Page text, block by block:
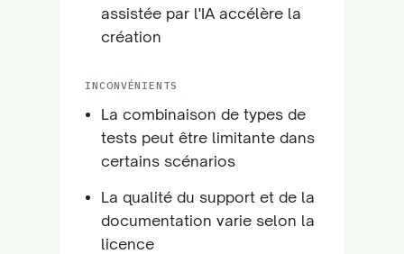
assistée par l'IA accélère la
création
INCONVÉNIENTS
La combinaison de types de
tests peut être limitante dans
certains scénarios
La qualité du support et de la
documentation varie selon la
licence